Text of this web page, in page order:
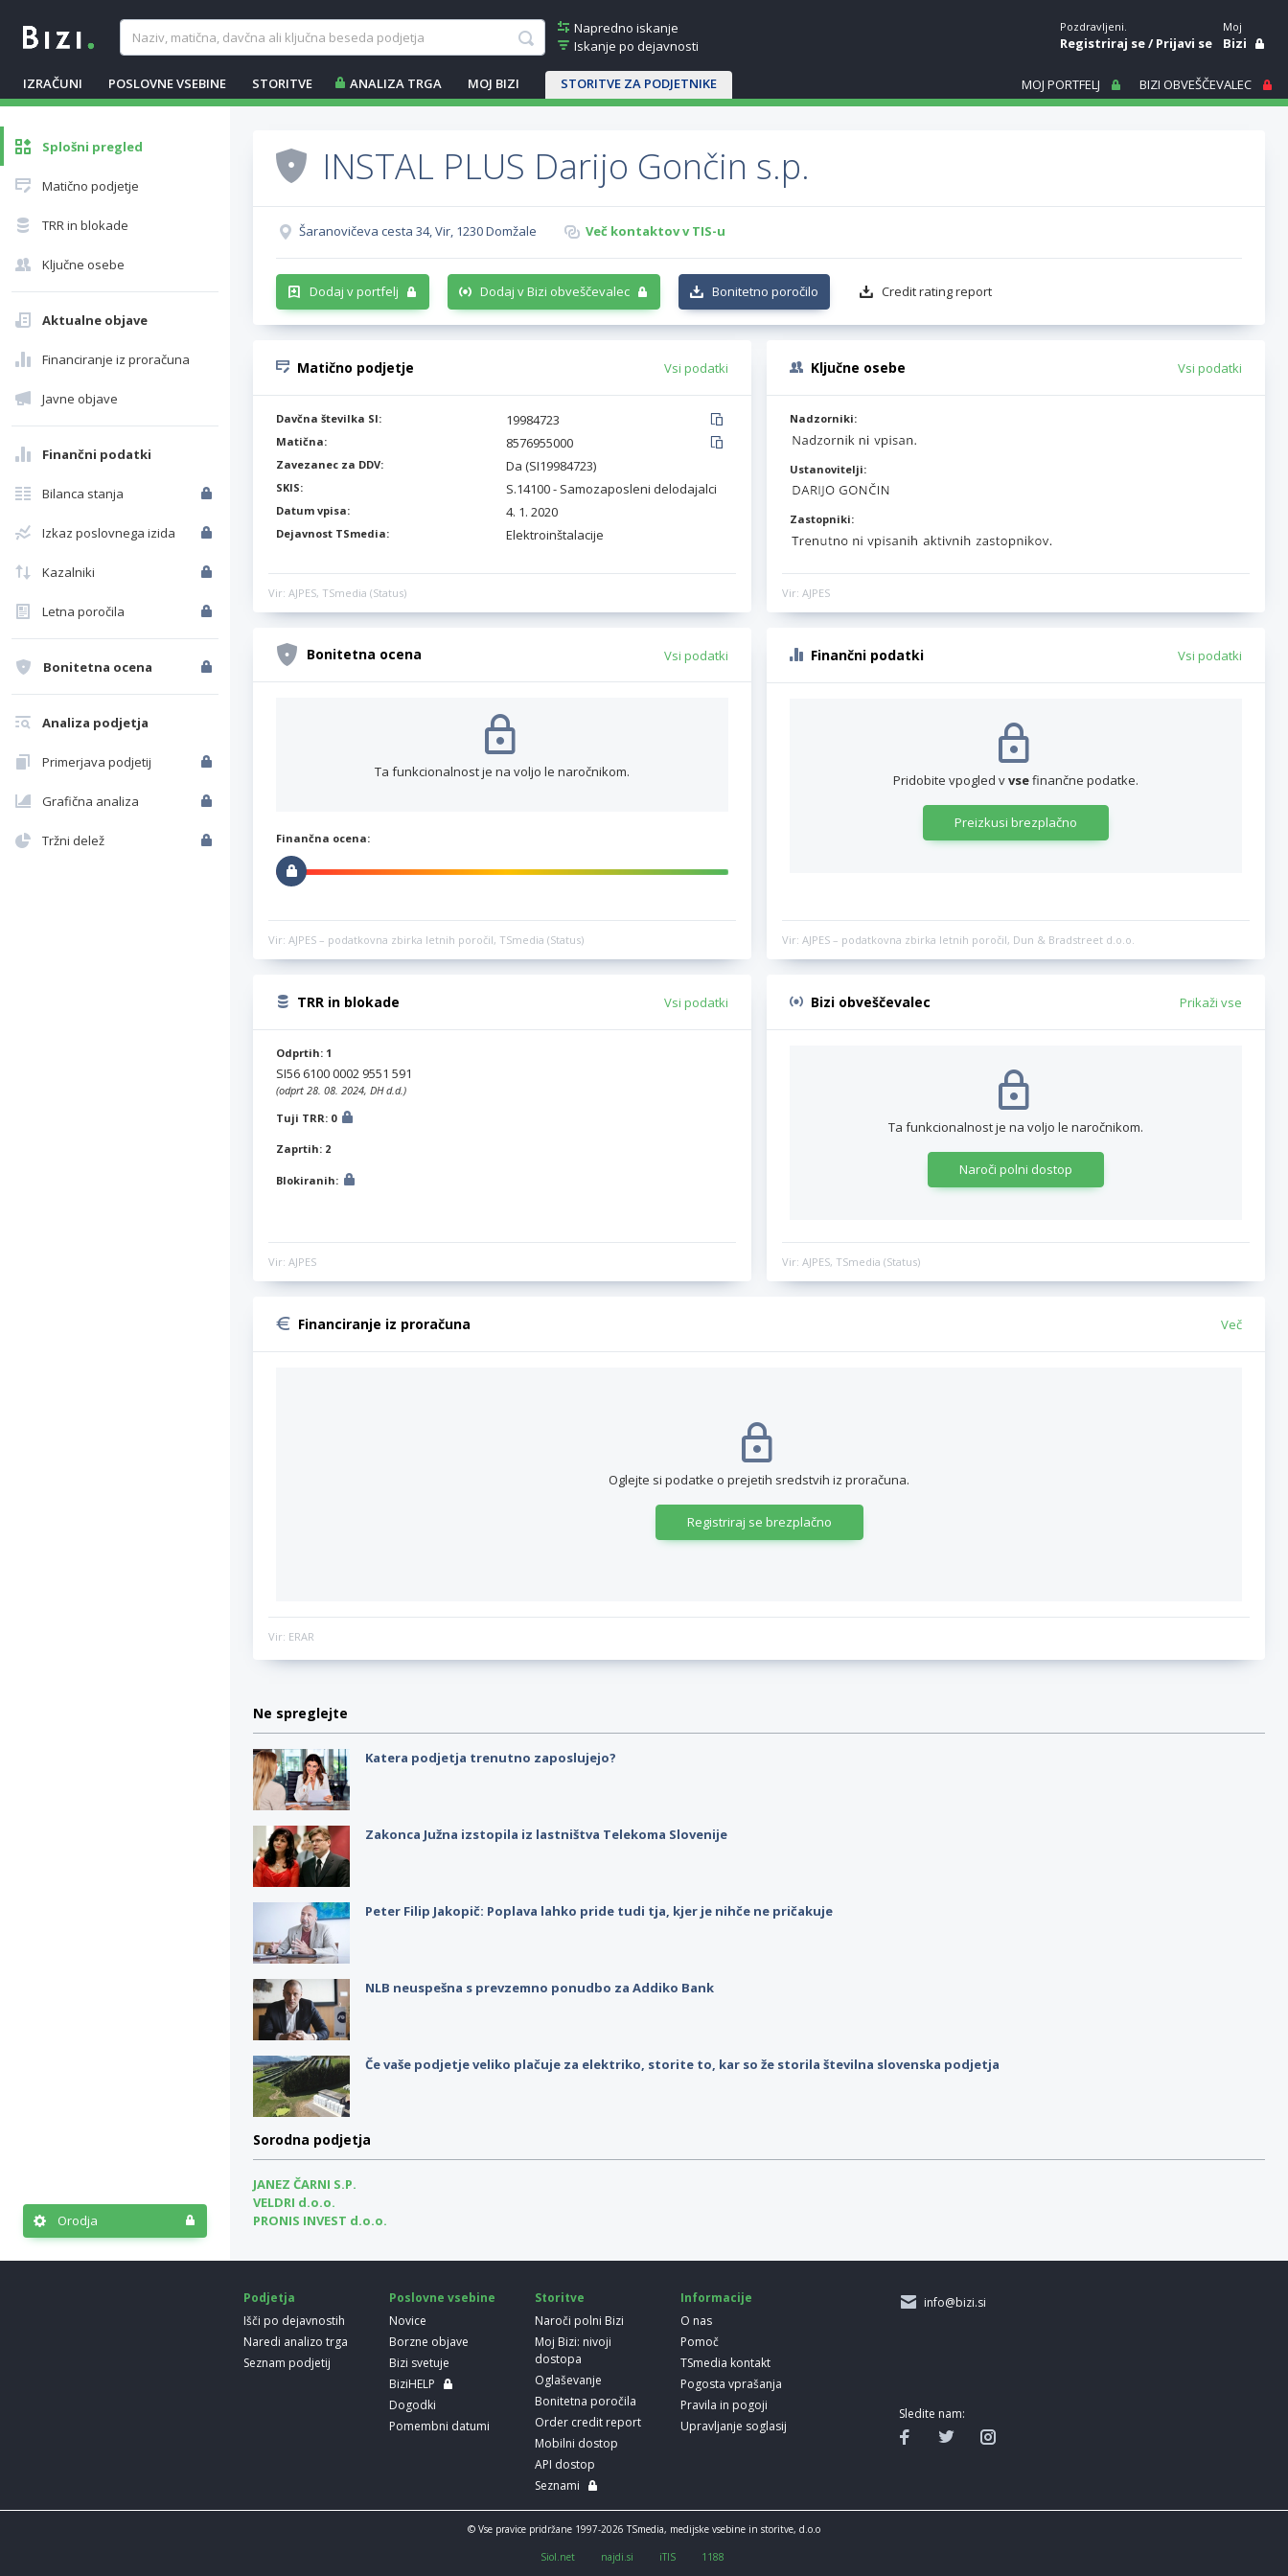
Napredno iskanje
Iskanje po dejavnosti
IZRAČUNI POSLOVNE VSEBINE STORITVE ANALIZA TRGA MOJ BIZI STORITVE ZA PODJETNIKE
Pozdravljeni.
Registriraj se/Prijavi se
Moj
Bizi
MOJ PORTFELJ BIZI OBVEŠČEVALEC
Splošni pregled
Matično podjetje
TRR in blokade
Ključne osebe
Aktualne objave
Financiranje iz proračuna
Javne objave
Finančni podatki
Bilanca stanja
Izkaz poslovnega izida
Kazalniki
Letna poročila
Bonitetna ocena
Analiza podjetja
Primerjava podjetij
Grafična analiza
Tržni delež
Orodja
INSTAL PLUS Darijo Gončin s.p.
Šaranovičeva cesta 34, Vir, 1230 Domžale Več kontaktov v TIS-u
Dodaj v portfelj Dodaj v Bizi obveščevalec Bonitetno poročilo Credit rating report
Matično podjetje Vsi podatki
Davčna številka SI: 19984723
Matična: 8576955000
Zavezanec za DDV: Da (SI19984723)
SKIS: S.14100 - Samozaposleni delodajalci
Datum vpisa: 4. 1. 2020
Dejavnost TSmedia: Elektroinštalacije
Vir: AJPES, TSmedia (Status)
Ključne osebe Vsi podatki
Nadzorniki:
Ustanovitelji:
Zastopniki:
Vir: AJPES
Bonitetna ocena Vsi podatki
Ta funkcionalnost je na voljo le naročnikom.
Finančna ocena:
Vir: AJPES – podatkovna zbirka letnih poročil, TSmedia (Status)
Finančni podatki Vsi podatki
Pridobite vpogled vvsefinančne podatke.
Preizkusi brezplačno
Vir: AJPES – podatkovna zbirka letnih poročil, Dun & Bradstreet d.o.o.
TRR in blokade Vsi podatki
Odprtih: 1
SI56 6100 0002 9551 591
(odprt 28. 08. 2024, DH d.d.)
Tuji TRR: 0
Zaprtih: 2
Blokiranih:
Vir: AJPES
Bizi obveščevalec Prikaži vse
Ta funkcionalnost je na voljo le naročnikom.
Naroči polni dostop
Vir: AJPES, TSmedia (Status)
Financiranje iz proračuna Več
Oglejte si podatke o prejetih sredstvih iz proračuna.
Registriraj se brezplačno
Vir: ERAR
Ne spreglejte
Katera podjetja trenutno zaposlujejo?
Zakonca Južna izstopila iz lastništva Telekoma Slovenije
Peter Filip Jakopič: Poplava lahko pride tudi tja, kjer je nihče ne pričakuje
NLB neuspešna s prevzemno ponudbo za Addiko Bank
Če vaše podjetje veliko plačuje za elektriko, storite to, kar so že storila številna slovenska podjetja
Sorodna podjetja
JANEZ ČARNI S.P.
VELDRI d.o.o.
PRONIS INVEST d.o.o.
Podjetja
Išči po dejavnostih
Naredi analizo trga
Seznam podjetij
Poslovne vsebine
Novice
Borzne objave
Bizi svetuje
BiziHELP
Dogodki
Pomembni datumi
Storitve
Naroči polni Bizi
Moj Bizi: nivoji
dostopa
Oglaševanje
Bonitetna poročila
Order credit report
Mobilni dostop
API dostop
Seznami
Informacije
O nas
Pomoč
TSmedia kontakt
Pogosta vprašanja
Pravila in pogoji
Upravljanje soglasij
info@bizi.si
Sledite nam:
© Vse pravice pridržane 1997-2026 TSmedia, medijske vsebine in storitve, d.o.o
Siol.net najdi.si iTIS 1188